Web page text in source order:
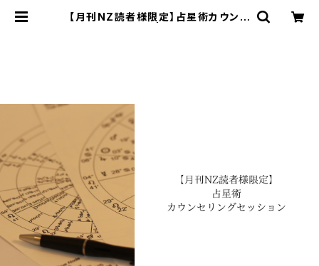
【月刊NZ読者様限定】占星術カウンセ